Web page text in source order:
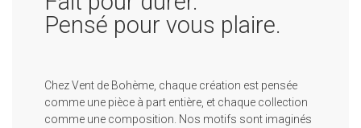
Pensé pour vous plaire.
Chez Vent de Bohème, chaque création est pensée
comme une pièce à part entière, et chaque collection
comme une composition. Nos motifs sont imaginés